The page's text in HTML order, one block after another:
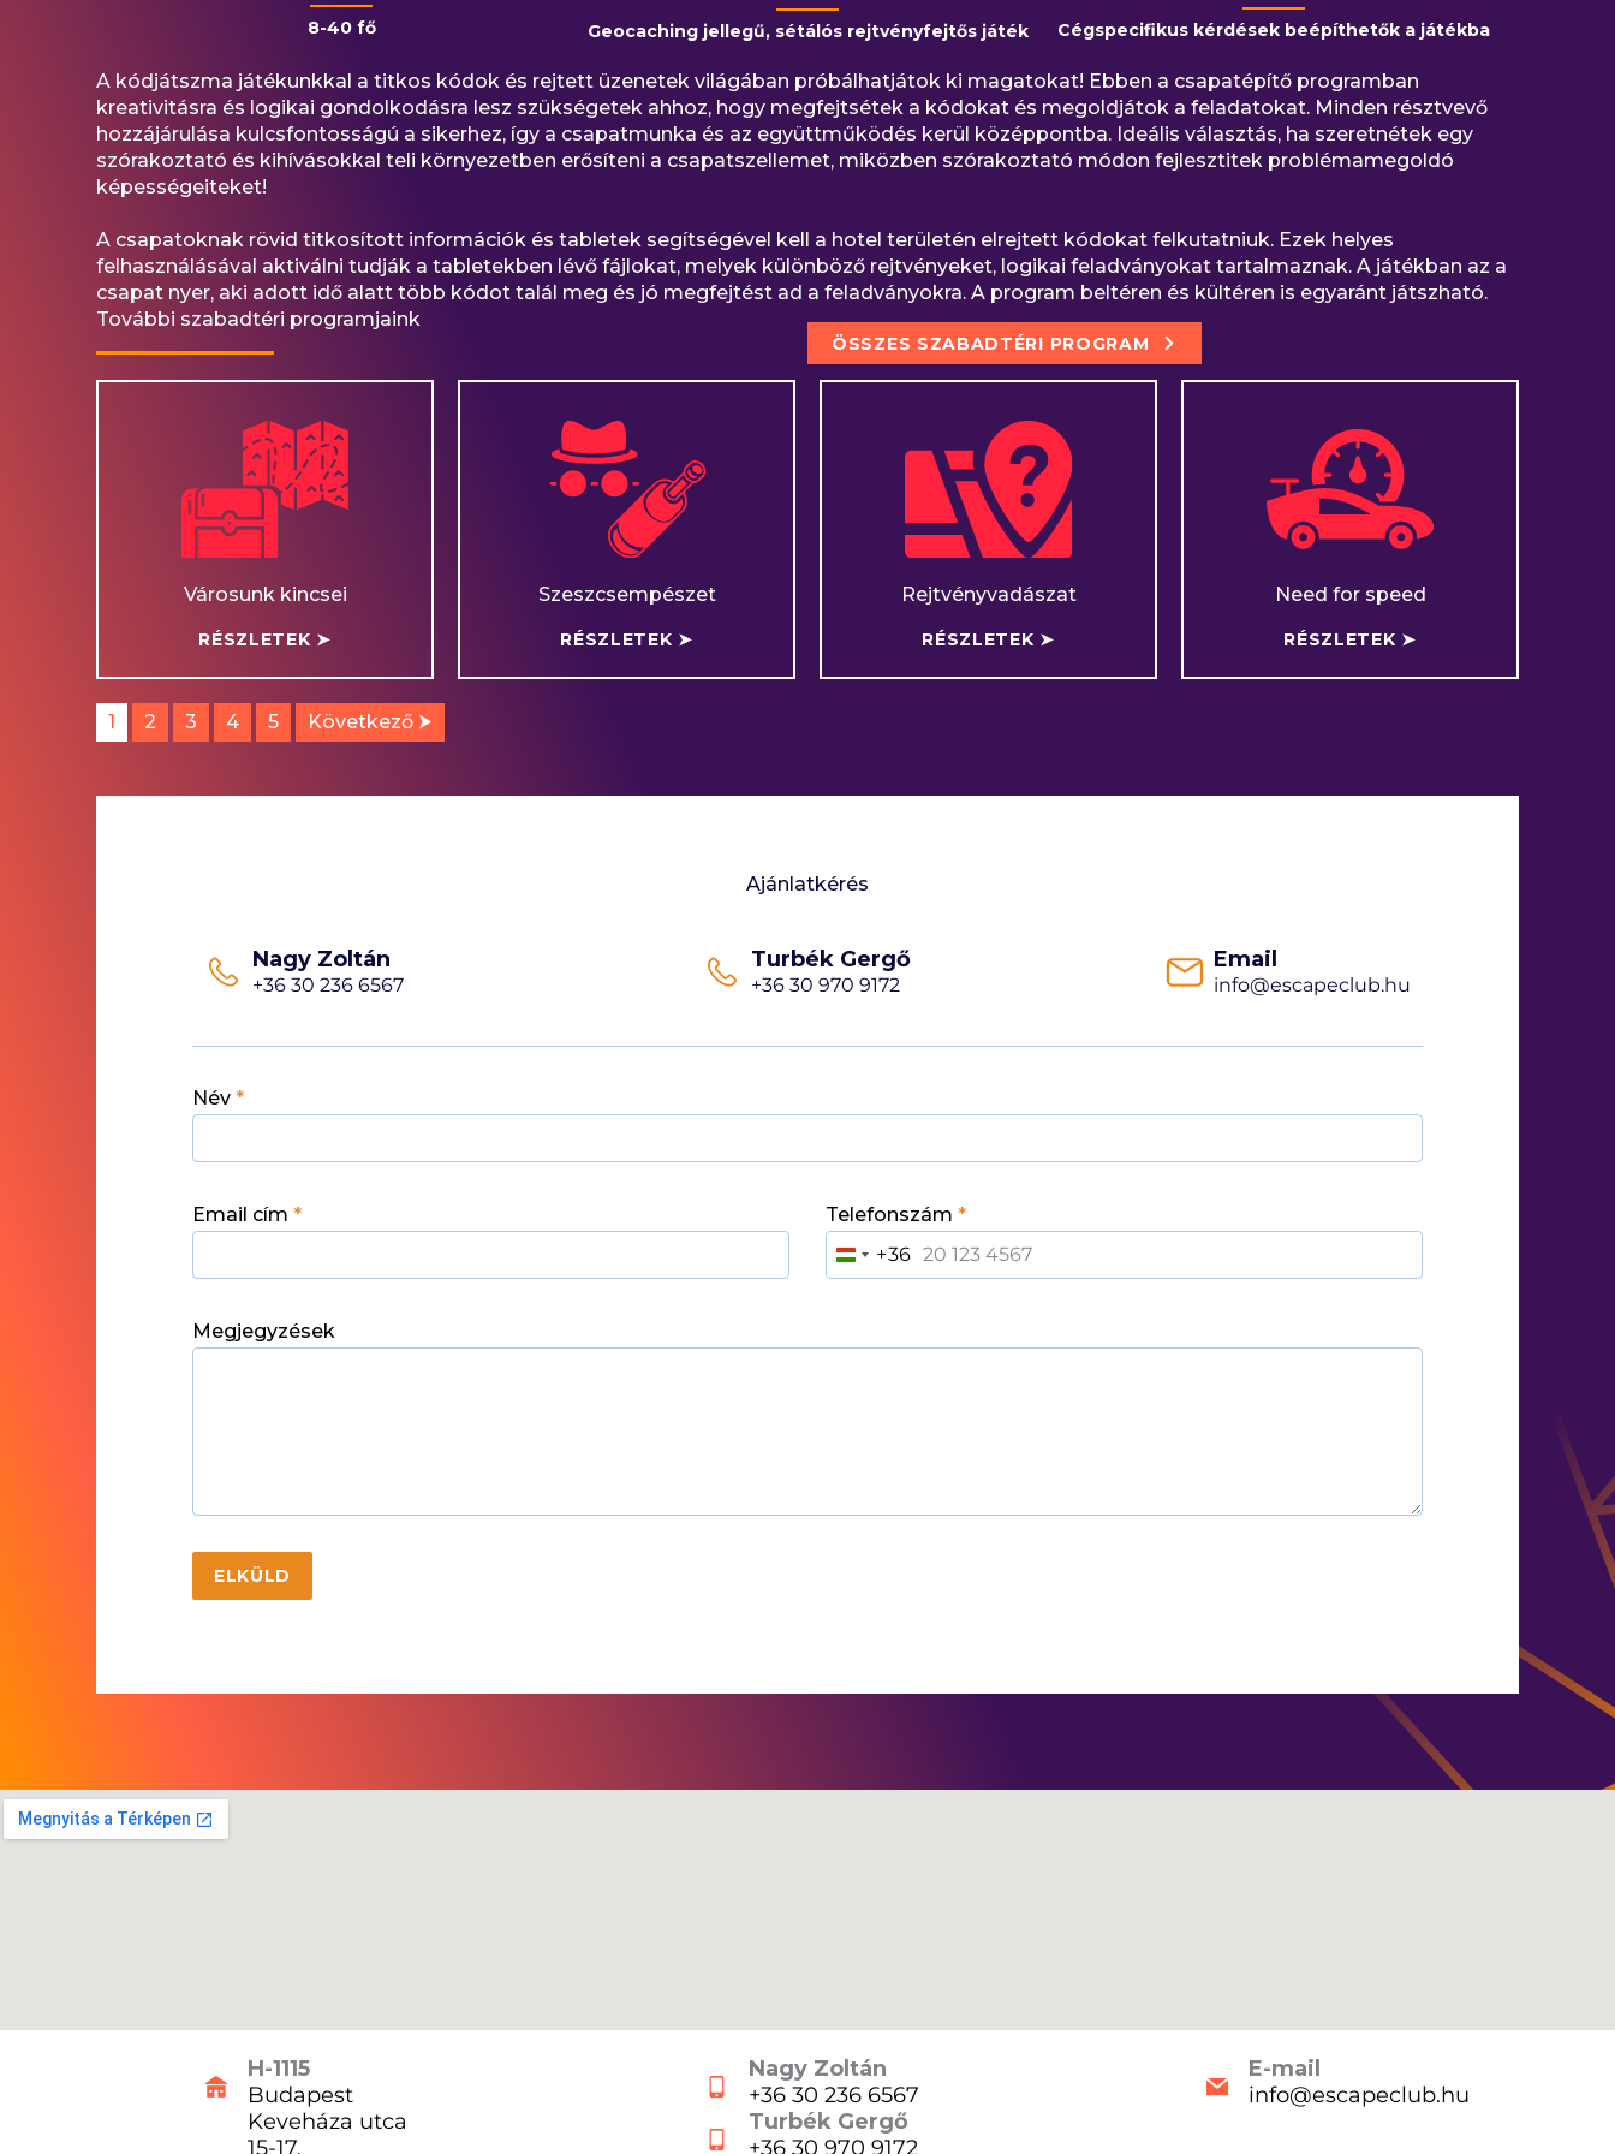
8-40 fő Geocaching jellegű, sétálós rejtvényfejtős játék Cégspecifikus kérdések beépíthetők a játékba
A kódjátszma játékunkkal a titkos kódok és rejtett üzenetek világában próbálhatjátok ki magatokat! Ebben a csapatépítő programban
kreativitásra és logikai gondolkodásra lesz szükségetek ahhoz, hogy megfejtsétek a kódokat és megoldjátok a feladatokat. Minden résztvevő
hozzájárulása kulcsfontosságú a sikerhez, így a csapatmunka és az együttműködés kerül középpontba. Ideális választás, ha szeretnétek egy
szórakoztató és kihívásokkal teli környezetben erősíteni a csapatszellemet, miközben szórakoztató módon fejlesztitek problémamegoldó
képességeiteket!
A csapatoknak rövid titkosított információk és tabletek segítségével kell a hotel területén elrejtett kódokat felkutatniuk. Ezek helyes
felhasználásával aktiválni tudják a tabletekben lévő fájlokat, melyek különböző rejtvényeket, logikai feladványokat tartalmaznak. A játékban az a
csapat nyer, aki adott idő alatt több kódot talál meg és jó megfejtést ad a feladványokra. A program beltéren és kültéren is egyaránt játszható.
További szabadtéri programjaink
ÖSSZES SZABADTÉRI PROGRAM
Városunk kincsei
RÉSZLETEK ➤
Szeszcsempészet
RÉSZLETEK ➤
Rejtvényvadászat
RÉSZLETEK ➤
Need for speed
RÉSZLETEK ➤
1 2 3 4 5 Következő ⮞
Ajánlatkérés
Nagy Zoltán
+36 30 236 6567
Turbék Gergő
+36 30 970 9172
Email
info@escapeclub.hu
Név *
Email cím * Telefonszám *
H
U
+36
Megjegyzések
ELKÜLD
H-1115
Budapest
Keveháza utca
15-17.
Nagy Zoltán
+36 30 236 6567
Turbék Gergő
+36 30 970 9172
E-mail
info@escapeclub.hu